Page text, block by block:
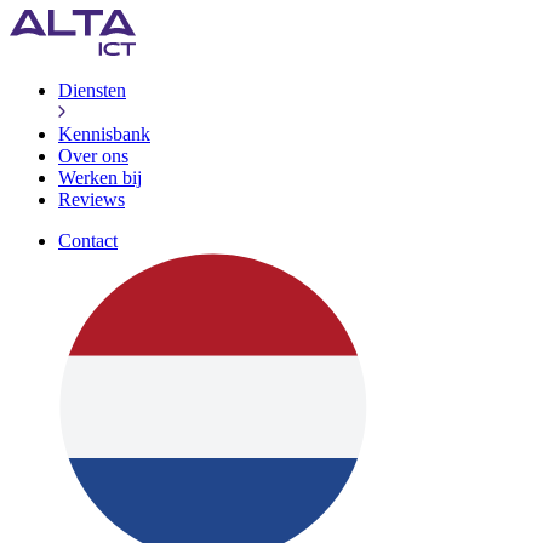
Diensten
Kennisbank
Over ons
Werken bij
Reviews
Contact